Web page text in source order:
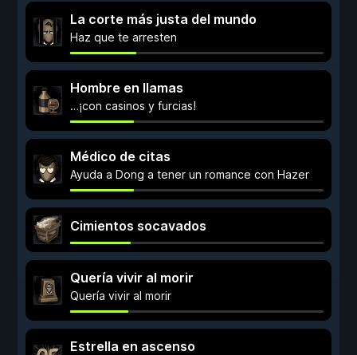
La corte más justa del mundo
Haz que te arresten
Hombre en llamas
…¡con casinos y furcias!
Médico de citas
Ayuda a Dong a tener un romance con Hazer
Cimientos socavados
Quería vivir al morir
Quería vivir al morir
Estrella en ascenso